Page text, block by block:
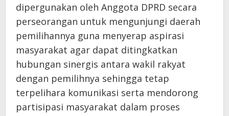
dipergunakan oleh Anggota DPRD secara
perseorangan untuk mengunjungi daerah
pemilihannya guna menyerap aspirasi
masyarakat agar dapat ditingkatkan
hubungan sinergis antara wakil rakyat
dengan pemilihnya sehingga tetap
terpelihara komunikasi serta mendorong
partisipasi masyarakat dalam proses